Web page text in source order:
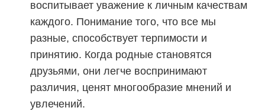
воспитывает уважение к личным качествам
каждого. Понимание того, что все мы
разные, способствует терпимости и
принятию. Когда родные становятся
друзьями, они легче воспринимают
различия, ценят многообразие мнений и
увлечений.